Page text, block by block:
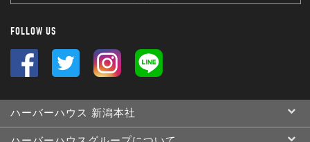
FOLLOW US
ハーバーハウス 新潟本社